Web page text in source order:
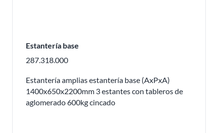
Estantería base
287.318.000
Estantería amplias estantería base (AxPxA)
1400x650x2200mm 3 estantes con tableros de
aglomerado 600kg cincado